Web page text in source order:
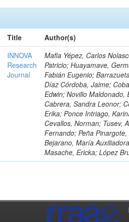
Title
Author(s)
INNOVA
Research
Journal
Mafla Yépez, Carlos
Patricio; Huayamave,
Fabián Eugenio;
Díaz Córdoba, Jaime;
Edwin; Novillo
Cabrera, Sandra Leonor;
Erika; Ponce Intriago,
Cevallos, Norman; Tusev,
Fernando; Peña
Bejarano, María
Masache, Ericka; López